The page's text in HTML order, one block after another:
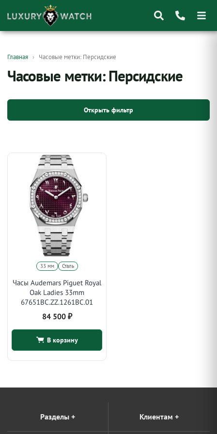
товаров
Главная Часовые метки: Персидские
Часовые метки: Персидские
Открыть фильтр
33 мм Сталь
Часы Audemars Piguet Royal
Oak Ladies 33mm
67651BC.ZZ.1261BC.01
84 500 ₽
В корзину
Разделы + Клиентам +